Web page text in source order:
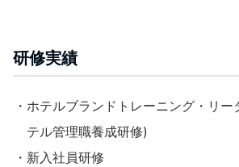
研修実績
・ホテルブランドトレーニング・リ
テル管理職養成研修)
・新入社員研修